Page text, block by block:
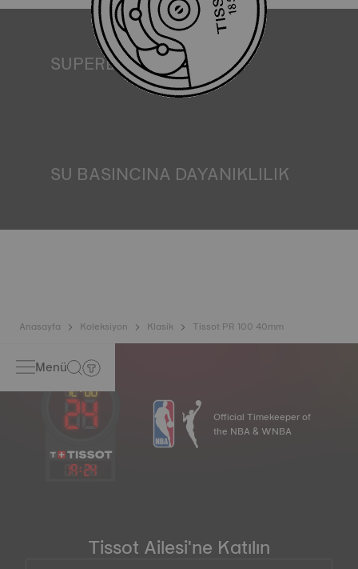
SUPERLUMINOVA®
Her koşulda görünürlük sağlamak Tissot için önemli bir
hedeftir. Bu nedenle bazı saatler SuperLuminova® adını
SU BASINCINA DAYANIKLILIK
Anasayfa Koleksiyon Klasik Tissot PR 100 40mm
Menü
19:24
Official Timekeeper of
the NBA & WNBA
Tissot Ailesi'ne Katılın